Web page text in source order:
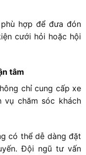
hợp để đưa đón
cưới hỏi hoặc hội
tâm
chỉ cung cấp xe
chăm sóc khách
có thể dễ dàng đặt
Đội ngũ tư vấn